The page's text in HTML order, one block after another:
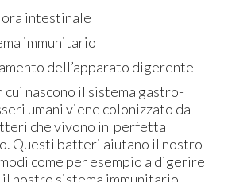
intestinale
immunitario
dell’apparato digerente
nascono il sistema gastro-
umani viene colonizzato da
che vivono in perfetta
Questi batteri aiutano il nostro
come per esempio a digerire